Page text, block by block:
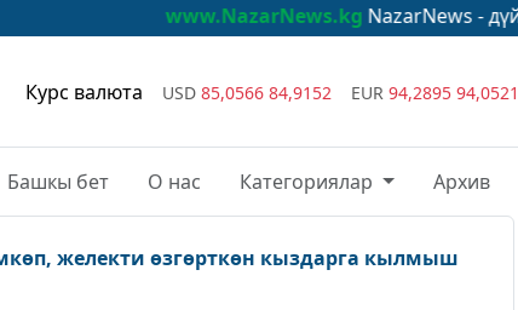
www.NazarNews.kgNazarNews - дүйнө
Курс валюта USD 85,0566 84,9152 EUR 94,2895 94,0521
Башкы бет О нас Категориялар Архив
желекти өзгөрткөн кыздарга кылмыш